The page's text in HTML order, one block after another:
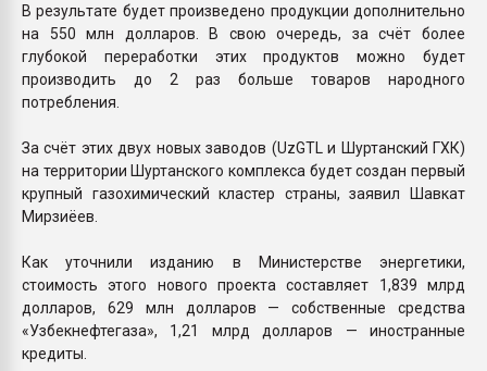
В результате будет произведено продукции дополнительно
на 550 млн долларов. В свою очередь, за счёт более
глубокой переработки этих продуктов можно будет
производить до 2 раз больше товаров народного
потребления.
За счёт этих двух новых заводов (UzGTL и Шуртанский ГХК)
на территории Шуртанского комплекса будет создан первый
крупный газохимический кластер страны, заявил Шавкат
Мирзиёев.
Как уточнили изданию в Министерстве энергетики,
стоимость этого нового проекта составляет 1,839 млрд
долларов, 629 млн долларов — собственные средства
«Узбекнефтегаза», 1,21 млрд долларов — иностранные
кредиты.